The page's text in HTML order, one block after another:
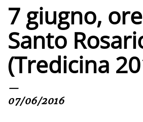
7 giugno,
Santo
(Tredicina
—
07/06/2016